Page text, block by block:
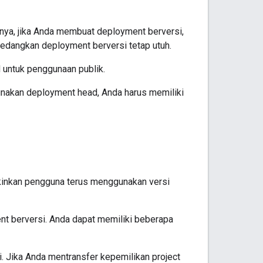
jika Anda membuat deployment berversi,
deployment berversi tetap utuh.
penggunaan publik.
deployment head, Anda harus memiliki
pengguna terus menggunakan versi
berversi. Anda dapat memiliki beberapa
Jika Anda mentransfer kepemilikan project